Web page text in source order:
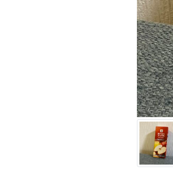
ブ
ン
プ
レ
ミ
ア
ム